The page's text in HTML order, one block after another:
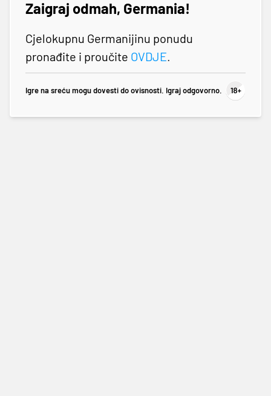
Zaigraj odmah, Germania!
Cjelokupnu Germanijinu ponudu
pronađite i proučite OVDJE.
Igre na sreću mogu dovesti do ovisnosti. Igraj odgovorno.